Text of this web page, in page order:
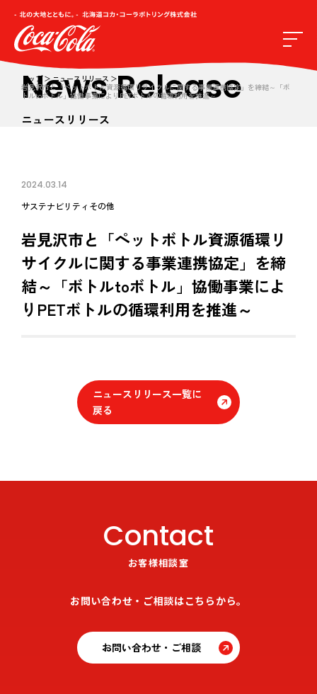
トップ
ニュースリリース
岩見沢市と「ペットボトル資源循環リサイクルに関する事業連携協定」を締結～「ボ
トルtoボトル」協働事業によりPETボトルの循環利用を推進～
News Release
ニュースリリース
2024.03.14
サステナビリティ その他
岩見沢市と「ペットボトル資源循環リ
サイクルに関する事業連携協定」を締
結～「ボトルtoボトル」協働事業によ
りPETボトルの循環利用を推進～
ニュースリリース一覧に
戻る
Contact
お客様相談室
お問い合わせ・ご相談はこちらから。
お問い合わせ・ご相談